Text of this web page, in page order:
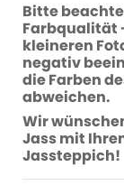
Bitte
Farbqualität
kleineren
negativ
die Farben
abweichen.
Wir
Jass mit
Jassteppich!